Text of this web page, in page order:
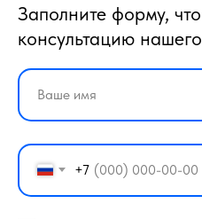
Заполните форму,
консультацию
+7